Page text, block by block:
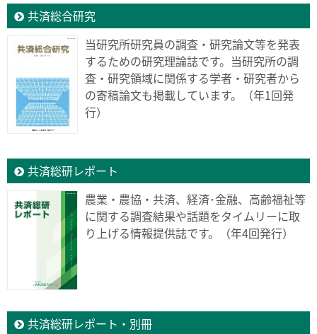
共済総合研究
当研究所研究員の調査・研究論文等を発表
するための研究理論誌です。当研究所の調
査・研究領域に関係する学者・研究者から
の寄稿論文も掲載しています。（年1回発
行）
共済総研レポート
農業・農協・共済、経済･金融、高齢福祉等
に関する調査結果や話題をタイムリーに取
り上げる情報提供誌です。（年4回発行）
共済総研レポート・別冊